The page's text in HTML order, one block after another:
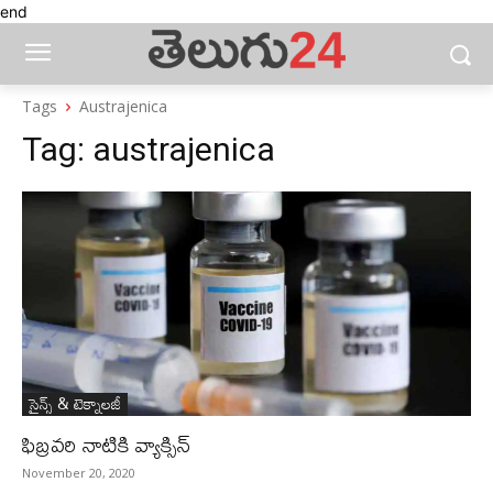
end
Tags Austrajenica
Tag: austrajenica
సైన్స్‌ & టెక్నాలజీ
ఫిబ్రవరి నాటికి వ్యాక్సిన్‌
November 20, 2020